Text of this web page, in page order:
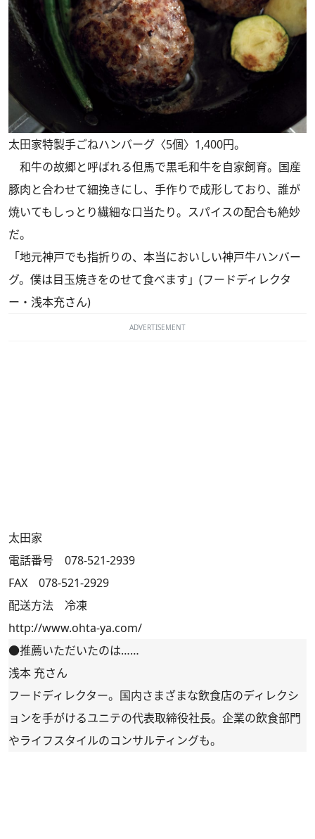
太田家特製手ごねハンバーグ〈5個〉1,400円。
和牛の故郷と呼ばれる但馬で黒毛和牛を自家飼育。国産
豚肉と合わせて細挽きにし、手作りで成形しており、誰が
焼いてもしっとり繊細な口当たり。スパイスの配合も絶妙
だ。
「地元神戸でも指折りの、本当においしい神戸牛ハンバー
グ。僕は目玉焼きをのせて食べます」(フードディレクタ
ー・浅本充さん)
ADVERTISEMENT
太田家
電話番号 078-521-2939
FAX 078-521-2929
配送方法 冷凍
http://www.ohta-ya.com/
●推薦いただいたのは……
浅本 充さん
フードディレクター。国内さまざまな飲食店のディレクシ
ョンを手がけるユニテの代表取締役社長。企業の飲食部門
やライフスタイルのコンサルティングも。